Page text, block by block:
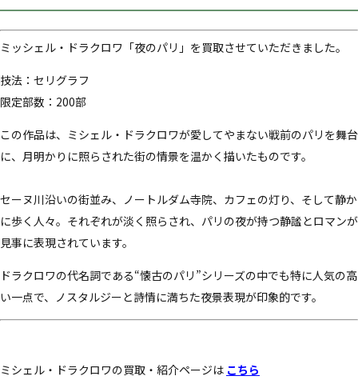
ミッシェル・ドラクロワ「夜のパリ」を買取させていただきました。
技法：セリグラフ
限定部数：200部
この作品は、ミシェル・ドラクロワが愛してやまない戦前のパリを舞台
に、月明かりに照らされた街の情景を温かく描いたものです。
セーヌ川沿いの街並み、ノートルダム寺院、カフェの灯り、そして静か
に歩く人々。それぞれが淡く照らされ、パリの夜が持つ静謐とロマンが
見事に表現されています。
ドラクロワの代名詞である“懐古のパリ”シリーズの中でも特に人気の高
い一点で、ノスタルジーと詩情に満ちた夜景表現が印象的です。
ミシェル・ドラクロワの買取・紹介ページは こちら